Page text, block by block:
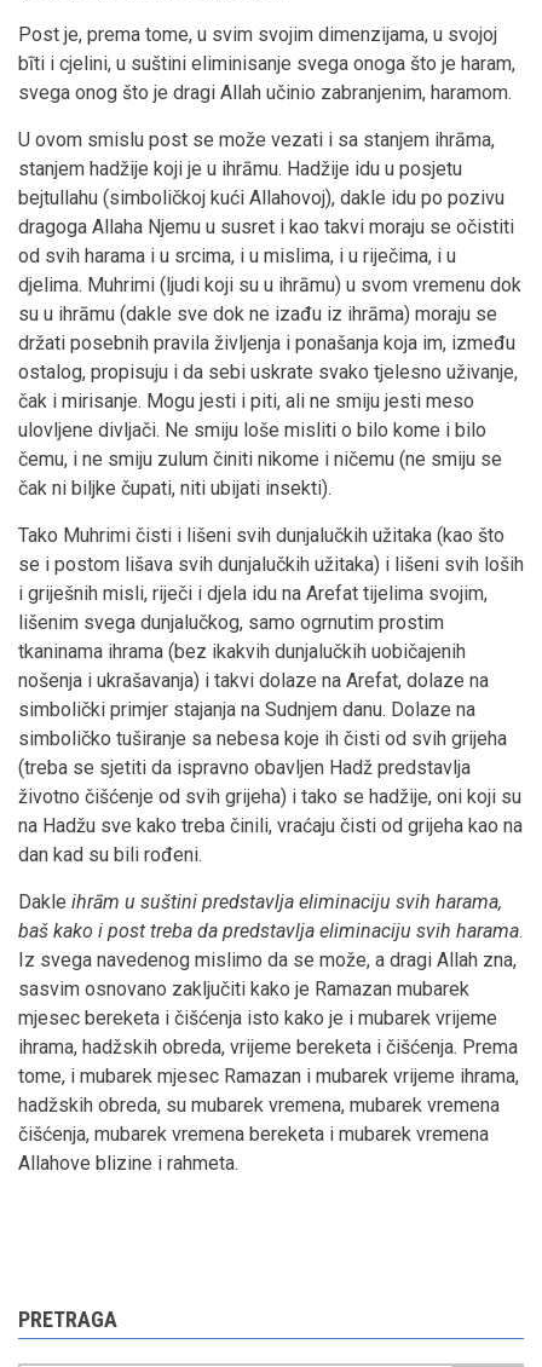
Post je, prema tome, u svim svojim dimenzijama, u svojoj
bīti i cjelini, u suštini eliminisanje svega onoga što je haram,
svega onog što je dragi Allah učinio zabranjenim, haramom.
U ovom smislu post se može vezati i sa stanjem ihrāma,
stanjem hadžije koji je u ihrāmu. Hadžije idu u posjetu
bejtullahu (simboličkoj kući Allahovoj), dakle idu po pozivu
dragoga Allaha Njemu u susret i kao takvi moraju se očistiti
od svih harama i u srcima, i u mislima, i u riječima, i u
djelima. Muhrimi (ljudi koji su u ihrāmu) u svom vremenu dok
su u ihrāmu (dakle sve dok ne izađu iz ihrāma) moraju se
držati posebnih pravila življenja i ponašanja koja im, između
ostalog, propisuju i da sebi uskrate svako tjelesno uživanje,
čak i mirisanje. Mogu jesti i piti, ali ne smiju jesti meso
ulovljene divljači. Ne smiju loše misliti o bilo kome i bilo
čemu, i ne smiju zulum činiti nikome i ničemu (ne smiju se
čak ni biljke čupati, niti ubijati insekti).
Tako Muhrimi čisti i lišeni svih dunjalučkih užitaka (kao što
se i postom lišava svih dunjalučkih užitaka) i lišeni svih loših
i griješnih misli, riječi i djela idu na Arefat tijelima svojim,
lišenim svega dunjalučkog, samo ogrnutim prostim
tkaninama ihrama (bez ikakvih dunjalučkih uobičajenih
nošenja i ukrašavanja) i takvi dolaze na Arefat, dolaze na
simbolički primjer stajanja na Sudnjem danu. Dolaze na
simboličko tuširanje sa nebesa koje ih čisti od svih grijeha
(treba se sjetiti da ispravno obavljen Hadž predstavlja
životno čišćenje od svih grijeha) i tako se hadžije, oni koji su
na Hadžu sve kako treba činili, vraćaju čisti od grijeha kao na
dan kad su bili rođeni.
Dakle ihrām u suštini predstavlja eliminaciju svih harama,
baš kako i post treba da predstavlja eliminaciju svih harama.
Iz svega navedenog mislimo da se može, a dragi Allah zna,
sasvim osnovano zaključiti kako je Ramazan mubarek
mjesec bereketa i čišćenja isto kako je i mubarek vrijeme
ihrama, hadžskih obreda, vrijeme bereketa i čišćenja. Prema
tome, i mubarek mjesec Ramazan i mubarek vrijeme ihrama,
hadžskih obreda, su mubarek vremena, mubarek vremena
čišćenja, mubarek vremena bereketa i mubarek vremena
Allahove blizine i rahmeta.
PRETRAGA